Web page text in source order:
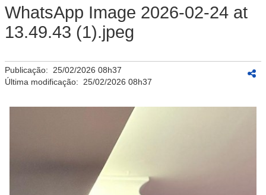
WhatsApp Image 2026-02-24 at
13.49.43 (1).jpeg
Publicação: 25/02/2026 08h37
Última modificação: 25/02/2026 08h37